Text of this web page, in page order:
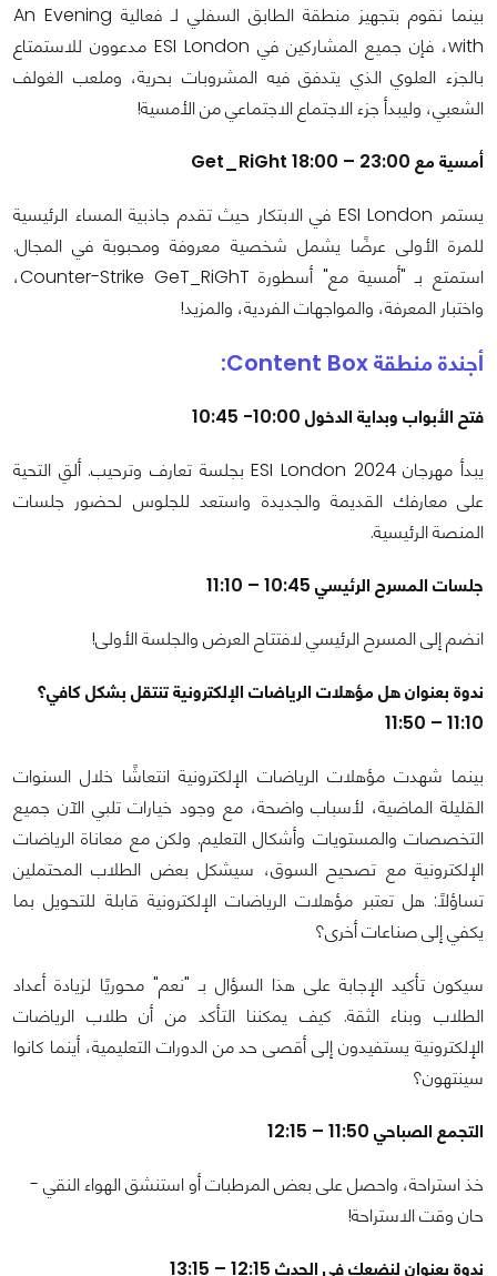
بينما نقوم بتجهيز منطقة الطابق السفلي لـ فعالية An Evening
with، فإن جميع المشاركين في ESI London مدعوون للاستمتاع
بالجزء العلوي الذي يتدفق فيه المشروبات بحرية، وملعب الغولف
الشعبي، وليبدأ جزء الاجتماع الاجتماعي من الأمسية!
أمسية مع Get_RiGht 18:00 – 23:00
يستمر ESI London في الابتكار حيث تقدم جاذبية المساء الرئيسية
للمرة الأولى عرضًا يشمل شخصية معروفة ومحبوبة في المجال.
استمتع بـ "أمسية مع" أسطورة Counter-Strike GeT_RiGhT،
واختبار المعرفة، والمواجهات الفردية، والمزيد!
أجندة منطقة Content Box:
فتح الأبواب وبداية الدخول 10:00- 10:45
يبدأ مهرجان ESI London 2024 بجلسة تعارف وترحيب. ألقِ التحية
على معارفك القديمة والجديدة واستعد للجلوس لحضور جلسات
المنصة الرئيسية.
جلسات المسرح الرئيسي 10:45 – 11:10
انضم إلى المسرح الرئيسي لافتتاح العرض والجلسة الأولى!
ندوة بعنوان هل مؤهلات الرياضات الإلكترونية تنتقل بشكل كافي؟
11:10 – 11:50
بينما شهدت مؤهلات الرياضات الإلكترونية انتعاشًا خلال السنوات
القليلة الماضية، لأسباب واضحة، مع وجود خيارات تلبي الآن جميع
التخصصات والمستويات وأشكال التعليم. ولكن مع معاناة الرياضات
الإلكترونية مع تصحيح السوق، سيشكل بعض الطلاب المحتملين
تساؤلًا: هل تعتبر مؤهلات الرياضات الإلكترونية قابلة للتحويل بما
يكفي إلى صناعات أخرى؟
سيكون تأكيد الإجابة على هذا السؤال بـ "نعم" محوريًا لزيادة أعداد
الطلاب وبناء الثقة. كيف يمكننا التأكد من أن طلاب الرياضات
الإلكترونية يستفيدون إلى أقصى حد من الدورات التعليمية، أينما كانوا
سينتهون؟
التجمع الصباحي 11:50 – 12:15
خذ استراحة، واحصل على بعض المرطبات أو استنشق الهواء النقي -
حان وقت الاستراحة!
ندوة بعنوان لنضعك في الحدث 12:15 – 13:15